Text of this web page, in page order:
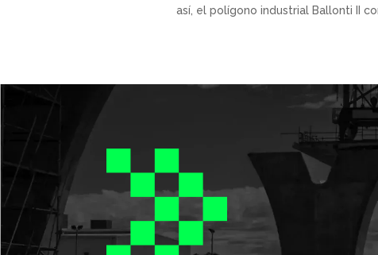
así, el polígono industrial Ballonti II